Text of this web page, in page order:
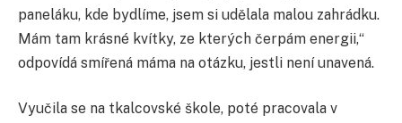
paneláku, kde bydlíme, jsem si udělala malou zahrádku.
Mám tam krásné kvítky, ze kterých čerpám energii,“
odpovídá smířená máma na otázku, jestli není unavená.
Vyučila se na tkalcovské škole, poté pracovala v